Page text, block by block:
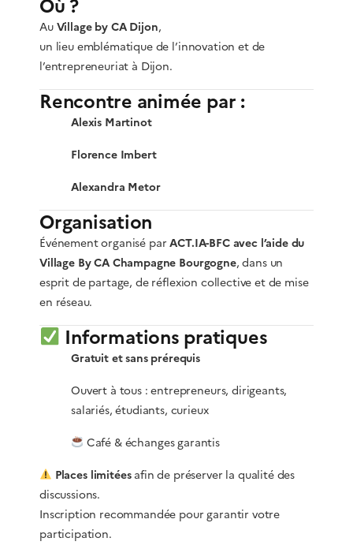
Où ?
AuVillage by CA Dijon,
un lieu emblématique de l’innovation et de
l’entrepreneuriat à Dijon.
Rencontre animée par :
Alexis Martinot
Florence Imbert
Alexandra Metor
Organisation
Événement organisé parACT.IA-BFC avec l’aide du
Village By CA Champagne Bourgogne, dans un
esprit de partage, de réflexion collective et de mise
en réseau.
Informations pratiques
Gratuit et sans prérequis
Ouvert à tous : entrepreneurs, dirigeants,
salariés, étudiants, curieux
Café & échanges garantis
Places limitéesafin de préserver la qualité des
discussions.
Inscription recommandée pour garantir votre
participation.